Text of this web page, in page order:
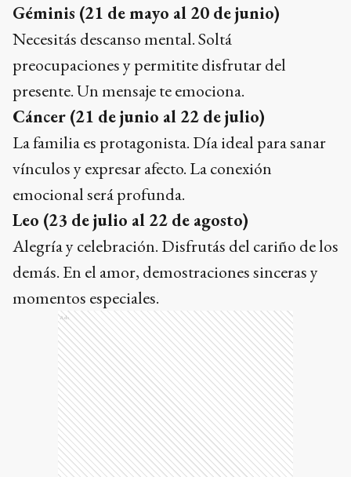
Géminis (21 de mayo al 20 de junio)
Necesitás descanso mental. Soltá
preocupaciones y permitite disfrutar del
presente. Un mensaje te emociona.
Cáncer (21 de junio al 22 de julio)
La familia es protagonista. Día ideal para sanar
vínculos y expresar afecto. La conexión
emocional será profunda.
Leo (23 de julio al 22 de agosto)
Alegría y celebración. Disfrutás del cariño de los
demás. En el amor, demostraciones sinceras y
momentos especiales.
Ads